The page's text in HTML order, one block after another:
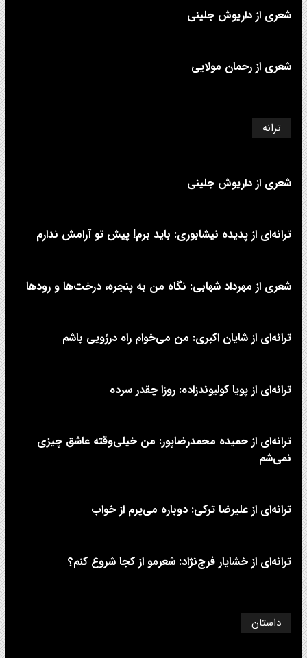
شعری از داریوش جلینی
شعری از رحمان مولایی
ترانه
شعری از داریوش جلینی
ترانه‌ای از پدیده نیشابوری: باید برم! پیش تو آرامش ندارم
شعری از مهرداد شهابی: نگاه من به پنجره، درخت‌ها و رودها
ترانه‌ای از شایان اکبری: من می‌خوام راه دررُویی باشم
ترانه‌ای از پویا کولیوندزاده: روزا چقدر سرده
ترانه‌ای از حمیده محمدرضاپور: من خیلی‌وقته عاشق چیزی
نمی‌شم
ترانه‌ای از علیرضا ترکی: دوباره می‌پرم از خواب
ترانه‌ای از خشایار فرج‌نژاد: شعرمو از کجا شروع کنم؟
داستان